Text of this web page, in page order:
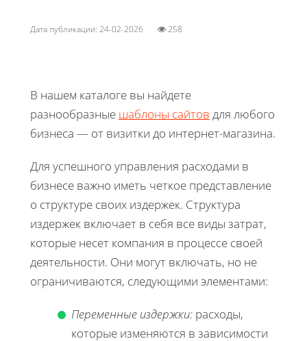
Дата публикации: 24-02-2026 258
В нашем каталоге вы найдете
разнообразные шаблоны сайтов для любого
бизнеса — от визитки до интернет-магазина.
Для успешного управления расходами в
бизнесе важно иметь четкое представление
о структуре своих издержек. Структура
издержек включает в себя все виды затрат,
которые несет компания в процессе своей
деятельности. Они могут включать, но не
ограничиваются, следующими элементами:
Переменные издержки: расходы,
которые изменяются в зависимости